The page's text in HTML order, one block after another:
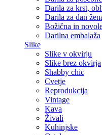
Darila za krst,
Darila za dan
Božična in
Darilna embalaža
Slike
Slike v okvirju
Slike brez okvirja
Shabby chic
Cvetje
Reprodukcija
Vintage
Kava
Živali
Kuhinjske